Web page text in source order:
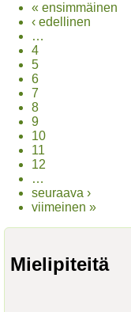
« ensimmäinen
‹ edellinen
…
4
5
6
7
8
9
10
11
12
…
seuraava ›
viimeinen »
Mielipiteitä